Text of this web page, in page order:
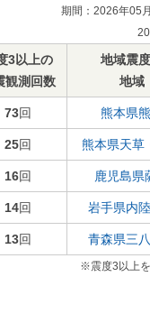
期間：2026年05
3以上の
観測回数
地域震
地域
73回 熊本県
25回 熊本県天草
16回 鹿児島県
14回 岩手県内
13回 青森県三
※震度3以上